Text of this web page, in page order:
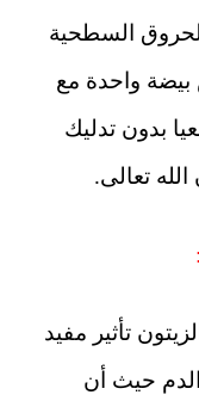
السطحية
بيضة واحدة مع
بدون تدليك
تعالى.
تأثير مفيد
حيث أن